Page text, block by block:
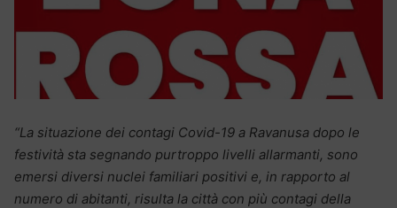
“La situazione dei contagi Covid-19 a Ravanusa dopo le
festività sta segnando purtroppo livelli allarmanti, sono
emersi diversi nuclei familiari positivi e, in rapporto al
numero di abitanti, risulta la città con più contagi della